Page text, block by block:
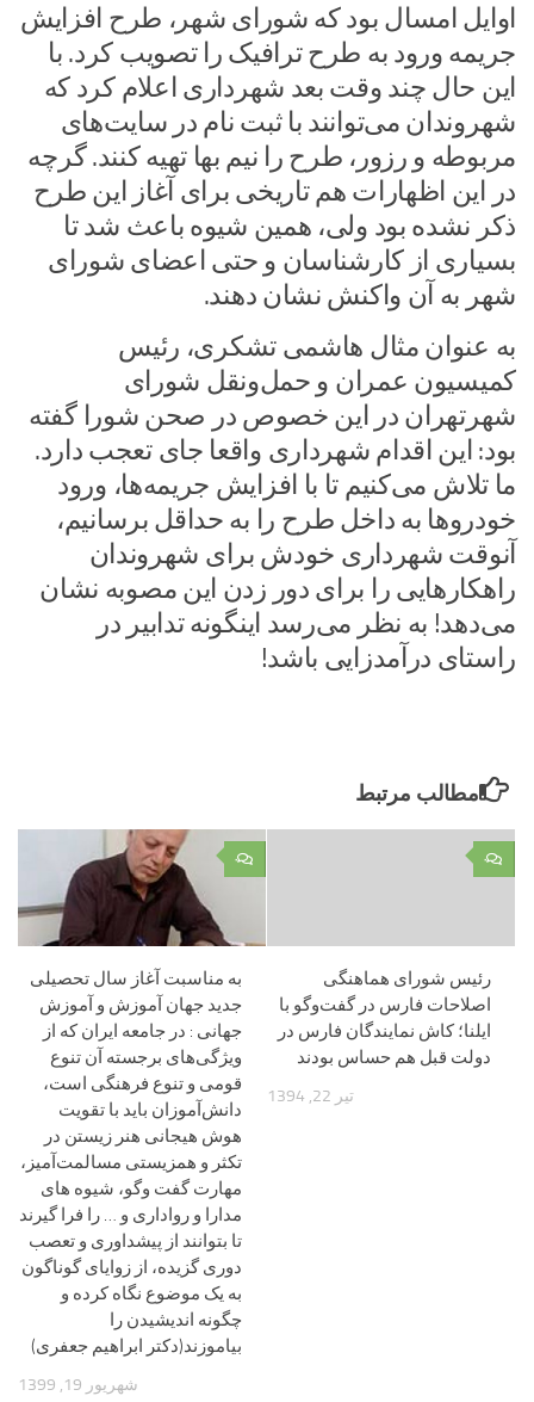
اوایل امسال بود که شورای شهر، طرح افزایش
جریمه ورود به طرح ترافیک را تصویب کرد. با
این حال چند وقت بعد شهرداری اعلام کرد که
شهروندان می‌توانند با ثبت نام در سایت‌های
مربوطه و رزور، طرح را نیم بها تهیه کنند. گرچه
در این اظهارات هم تاریخی برای آغاز این طرح
ذکر نشده بود ولی، همین شیوه باعث شد تا
بسیاری از کارشناسان و حتی اعضای شورای
شهر به آن واکنش نشان دهند.
به عنوان مثال هاشمی تشکری، رئیس
کمیسیون عمران و حمل‌ونقل شورای
شهرتهران در این خصوص در صحن شورا گفته
بود: این اقدام شهرداری واقعا جای تعجب دارد.
ما تلاش می‌کنیم تا با افزایش جریمه‌ها، ورود
خودروها به داخل طرح را به حداقل برسانیم،
آنوقت شهرداری خودش برای شهروندان
راهکارهایی را برای دور زدن این مصوبه نشان
می‌دهد! به نظر می‌رسد اینگونه تدابیر در
راستای درآمدزایی باشد!
مطالب مرتبط
۰
به مناسبت آغاز سال تحصیلی
جدید جهان آموزش و آموزش
جهانی : در جامعه ایران که از
ویژگی‌های برجسته آن تنوع
قومی و تنوع فرهنگی است،
دانش‌آموزان باید با تقویت
هوش هیجانی هنر زیستن در
تکثر و همزیستی مسالمت‌آمیز،
مهارت گفت وگو، شیوه های
مدارا و رواداری و … را فرا گیرند
تا بتوانند از پیشداوری و تعصب
دوری گزیده، از زوایای گوناگون
به یک موضوع نگاه کرده و
چگونه اندیشیدن را
بیاموزند(دکتر ابراهیم جعفری)
شهریور 19, 1399
۰
رئیس شورای هماهنگی
اصلاحات فارس در گفت‌و‌گو با
ایلنا؛ کاش نمایندگان فارس در
دولت قبل هم حساس بودند
تیر 22, 1394